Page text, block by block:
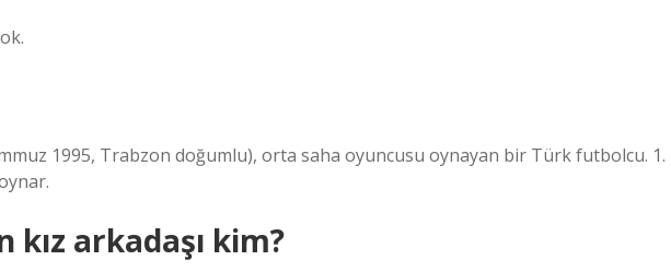
1995, Trabzon doğumlu), orta saha oyuncusu oynayan bir Türk futbolcu. 1.
kız arkadaşı kim?